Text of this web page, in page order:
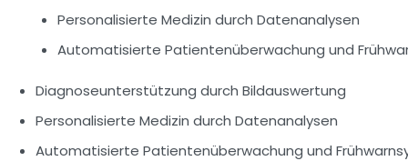
Personalisierte Medizin durch Datenanalysen
Automatisierte Patientenüberwachung und
Diagnoseunterstützung durch Bildauswertung
Personalisierte Medizin durch Datenanalysen
Automatisierte Patientenüberwachung und